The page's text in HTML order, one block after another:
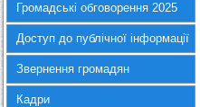
Громадські обговорення 2025
Доступ до публічної інформації
Звернення громадян
Кадри